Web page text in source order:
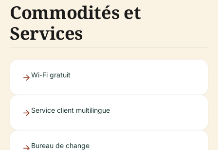
Commodités et
Services
Wi-Fi gratuit
Service client multilingue
Bureau de change